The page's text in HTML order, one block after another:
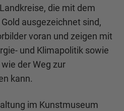
die mit dem
ausgezeichnet sind,
voran und zeigen mit
und Klimapolitik sowie
der Weg zur
kann.
im Kunstmuseum